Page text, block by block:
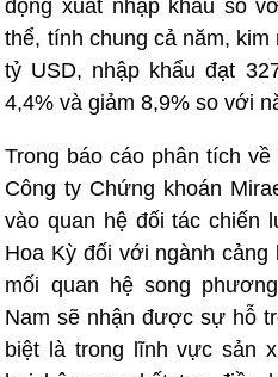
động xuất nhập khẩu so
thể, tính chung cả năm,
tỷ USD, nhập khẩu đạt
4,4% và giảm 8,9% so với
Trong báo cáo phân tích
Công ty Chứng khoán
vào quan hệ đối tác chiến
Hoa Kỳ đối với ngành
mối quan hệ song
Nam sẽ nhận được sự hỗ
biệt là trong lĩnh vực sản